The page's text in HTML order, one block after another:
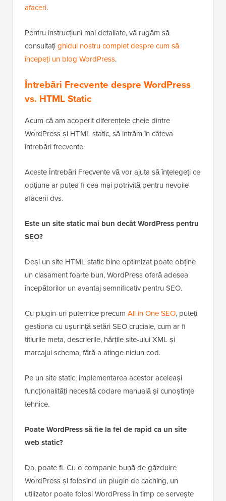
afaceri.
Pentru instrucțiuni mai detaliate, vă rugăm să
consultațighidul nostru complet despre cum să
începeți un blog WordPress.
Întrebări Frecvente despre WordPress
vs. HTML Static
Acum că am acoperit diferențele cheie dintre
WordPress și HTML static, să intrăm în câteva
întrebări frecvente.
Aceste Întrebări Frecvente vă vor ajuta să înțelegeți ce
opțiune ar putea fi cea mai potrivită pentru nevoile
afacerii dvs.
Este un site static mai bun decât WordPress pentru
SEO?
Deși un site HTML static bine optimizat poate obține
un clasament foarte bun, WordPress oferă adesea
începătorilor un avantaj semnificativ pentru SEO.
Cu plugin-uri puternice precum All in One SEO, puteți
gestiona cu ușurință setări SEO cruciale, cum ar fi
titlurile meta, descrierile, hărțile site-ului XML și
marcajul schema, fără a atinge niciun cod.
Pe un site static, implementarea acestor aceleași
funcționalități necesită codare manuală și cunoștințe
tehnice.
Poate WordPress să fie la fel de rapid ca un site
web static?
Da, poate fi. Cu o companie bună de găzduire
WordPress și folosind un plugin de caching, un
utilizator poate folosi WordPress în timp ce servește